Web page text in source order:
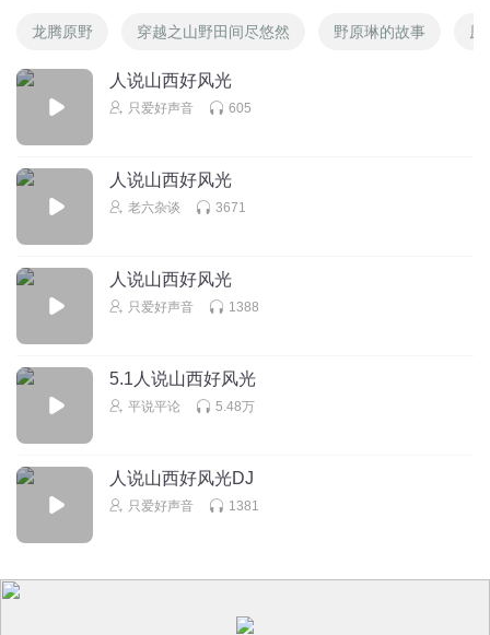
龙腾原野 穿越之山野田间尽悠然 野原琳的故事 原
人说山西好风光
只爱好声音 605
人说山西好风光
老六杂谈 3671
人说山西好风光
只爱好声音 1388
5.1人说山西好风光
平说平论 5.48万
人说山西好风光DJ
只爱好声音 1381